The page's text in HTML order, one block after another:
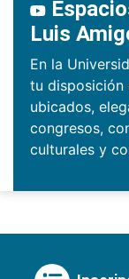
Luis
En la
tu disposición
ubicados,
congresos,
culturales y